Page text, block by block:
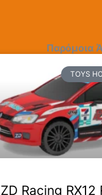
Παρόμοια
TOYS
ZD Racing RX12